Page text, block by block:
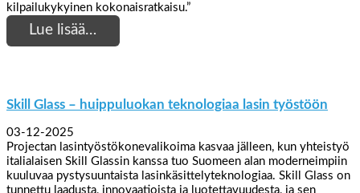
kilpailukykyinen kokonaisratkaisu.”
Lue lisää…
Skill Glass – huippuluokan teknologiaa lasin työstöön
03-12-2025
Projectan lasintyöstökonevalikoima kasvaa jälleen, kun yhteistyö
italialaisen Skill Glassin kanssa tuo Suomeen alan moderneimpiin
kuuluvaa pystysuuntaista lasinkäsittelyteknologiaa. Skill Glass on
tunnettu laadusta, innovaatioista ja luotettavuudesta, ja sen